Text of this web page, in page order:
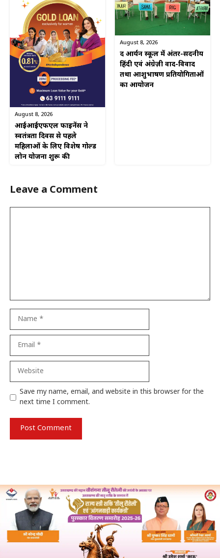
August 8, 2026
आईआईएफएल फाइनेंस ने
स्वतंत्रता दिवस से पहले
महिलाओं के लिए विशेष गोल्ड
लोन योजना शुरू की
August 8, 2026
द आर्यन स्कूल में अंतर-सदनीय
हिंदी एवं अंग्रेज़ी वाद-विवाद
तथा आशुभाषण प्रतियोगिताओं
का आयोजन
Leave a Comment
Website
Save my name, email, and website in this browser for the
next time I comment.